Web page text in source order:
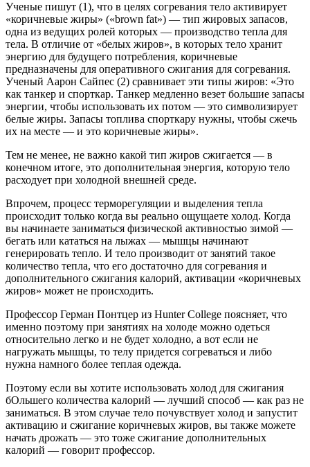
Ученые пишут (1), что в целях согревания тело активирует
«коричневые жиры» («brown fat») — тип жировых запасов,
одна из ведущих ролей которых — производство тепла для
тела. В отличие от «белых жиров», в которых тело хранит
энергию для будущего потребления, коричневые
предназначены для оперативного сжигания для согревания.
Ученый Аарон Сайпес (2) сравнивает эти типы жиров: «Это
как танкер и спорткар. Танкер медленно везет большие запасы
энергии, чтобы использовать их потом — это символизирует
белые жиры. Запасы топлива спорткару нужны, чтобы сжечь
их на месте — и это коричневые жиры».
Тем не менее, не важно какой тип жиров сжигается — в
конечном итоге, это дополнительная энергия, которую тело
расходует при холодной внешней среде.
Впрочем, процесс терморегуляции и выделения тепла
происходит только когда вы реально ощущаете холод. Когда
вы начинаете заниматься физической активностью зимой —
бегать или кататься на лыжах — мышцы начинают
генерировать тепло. И тело производит от занятий такое
количество тепла, что его достаточно для согревания и
дополнительного сжигания калорий, активации «коричневых
жиров» может не происходить.
Профессор Герман Понтцер из Hunter College поясняет, что
именно поэтому при занятиях на холоде можно одеться
относительно легко и не будет холодно, а вот если не
нагружать мышцы, то телу придется согреваться и либо
нужна намного более теплая одежда.
Поэтому если вы хотите использовать холод для сжигания
бОльшего количества калорий — лучший способ — как раз не
заниматься. В этом случае тело почувствует холод и запустит
активацию и сжигание коричневых жиров, вы также можете
начать дрожать — это тоже сжигание дополнительных
калорий — говорит профессор.